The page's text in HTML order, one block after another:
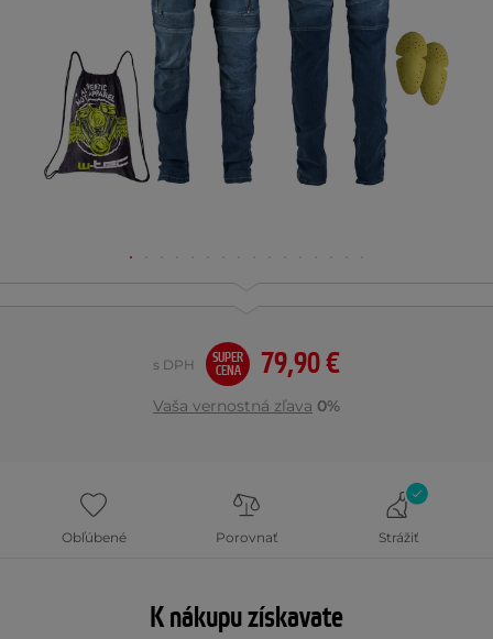
79,90 €
s DPH
SUPER
CENA
Vaša vernostná zľava 0%
Obľúbené Porovnať Strážiť
K nákupu získavate